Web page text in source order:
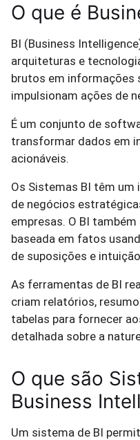
O que é
BI (Business
arquiteturas e
brutos em informações
impulsionam ações de
É um conjunto de
transformar dados em
acionáveis.
Os Sistemas BI têm
de negócios
empresas. O BI
baseada em fatos
de suposições e
As ferramentas de BI
criam relatórios,
tabelas para fornecer
detalhada sobre a
O que são
Business
Um sistema de BI